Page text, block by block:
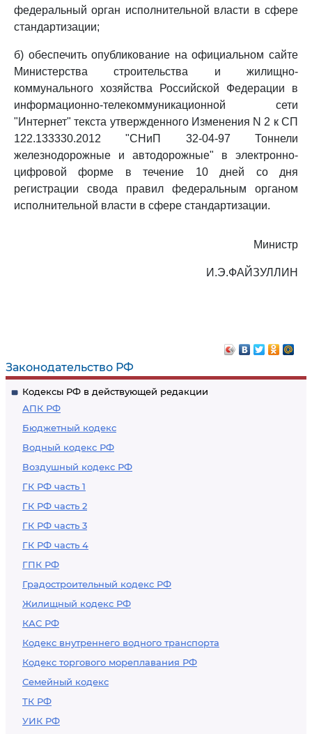
Законодательство РФ
Кодексы РФ в действующей редакции
АПК РФ
Бюджетный кодекс
Водный кодекс РФ
Воздушный кодекс РФ
ГК РФ часть 1
ГК РФ часть 2
ГК РФ часть 3
ГК РФ часть 4
ГПК РФ
Градостроительный кодекс РФ
Жилищный кодекс РФ
КАС РФ
Кодекс внутреннего водного транспорта
Кодекс торгового мореплавания РФ
Семейный кодекс
ТК РФ
УИК РФ
федеральный орган исполнительной власти в сфере
стандартизации;
б) обеспечить опубликование на официальном сайте
Министерства строительства и жилищно-
коммунального хозяйства Российской Федерации в
информационно-телекоммуникационной сети
"Интернет" текста утвержденного Изменения N 2 к СП
122.133330.2012 "СНиП 32-04-97 Тоннели
железнодорожные и автодорожные" в электронно-
цифровой форме в течение 10 дней со дня
регистрации свода правил федеральным органом
исполнительной власти в сфере стандартизации.
Министр
И.Э.ФАЙЗУЛЛИН